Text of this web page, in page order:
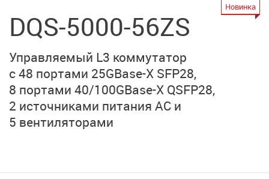
DQS-5000-56ZS
Новинка
Управляемый L3 коммутатор
с 48 портами 25GBase-X SFP28,
8 портами 40/100GBase-X QSFP28,
2 источниками питания AC и
5 вентиляторами